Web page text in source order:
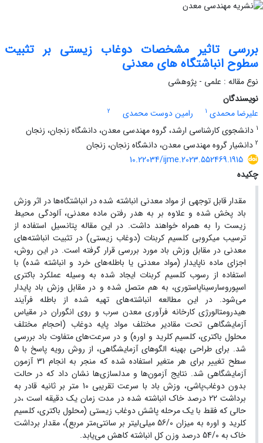
بررسی تاثیر مشخصات دوغاب زیستی بر تثبیت
سطوح انباشتگاه های معدنی
نوع مقاله : علمی - پژوهشی
نویسندگان
علیرضا محمدی 1 رامین دوست محمدی
2
1 دانشجوی کارشناسی ارشد، گروه مهندسی معدن، دانشگاه زنجان، زنجان
2 دانشیار گروه مهندسی معدن، دانشگاه زنجان، زنجان
10.22034/ijme.2023.552469.1915
چکیده
مقدار قابل توجهی از مواد معدنی انباشته شده در انباشتگاه‌ها در اثر وزش
باد پخش شده و علاوه بر به هدر رفتن ماده معدنی، آلودگی محیط
زیست را به همراه خواهند داشت. در این مقاله پتانسیل استفاده از
ترسیب میکروبی کلسیم کربنات (دوغاب زیستی) در تثبیت انباشته‌های
معدنی در مقابل وزش باد مورد بررسی قرار گرفته است. در این روش،
اجزای ماده ناپایدار (مواد معدنی یا باطله‌های خرد و انباشته شده) با
استفاده از رسوب کلسیم کربنات ایجاد شده به وسیله عملکرد باکتری
اسپوروسارسیناپاستوری، به هم متصل شده و در مقابل وزش باد پایدار
می‌شود. در این مطالعه انباشته‌های تهیه شده از باطله فرآیند
هیدرومتالورژی کارخانه فرآوری معدن سرب و روی انگوران در مقیاس
آزمایشگاهی تحت مقادیر مختلف مواد پایه دوغاب (احجام مختلف
محلول باکتری، کلسیم کلرید و اوره) و در سرعت‌های متفاوت باد بررسی
شد. برای طراحی بهینه الگوهای آزمایشگاهی، از روش رویه پاسخ با 5
سطح تغییر برای هر متغیر استفاده شده که منجر به انجام 31 آزمون
آزمایشگاهی شد. نتایج آزمون‌ها و مدلسازی‌ها نشان داد که در حالت
بدون دوغاب‌پاشی، وزش باد با سرعت تقریبی 10 متر بر ثانیه قادر به
برداشت 22 درصد خاک انباشته شده در مدت زمان یک دقیقه است ،در
حالی که فقط با یک مرحله پاشش دوغاب زیستی (محلول باکتری، کلسیم
کلرید و اوره به میزان 56/0 میلی‌لیتر بر سانتی‌متر مربع)، مقدار برداشت
خاک به 54/0 درصد وزن کل انباشته کاهش می‌یابد.